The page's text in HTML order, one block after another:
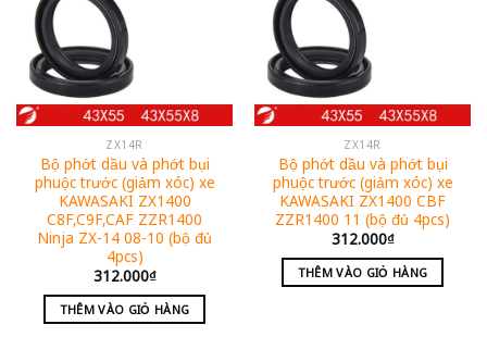
ZX14R
Bộ phớt dầu và phớt bụi
phuộc trước (giảm xóc) xe
KAWASAKI ZX1400
C8F,C9F,CAF ZZR1400
Ninja ZX-14 08-10 (bộ đủ
4pcs)
312.000₫
THÊM VÀO GIỎ HÀNG
ZX14R
Bộ phớt dầu và phớt bụi
phuộc trước (giảm xóc) xe
KAWASAKI ZX1400 CBF
ZZR1400 11 (bộ đủ 4pcs)
312.000₫
THÊM VÀO GIỎ HÀNG